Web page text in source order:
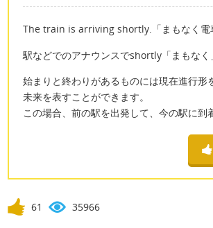
The train is arriving shortly.「まもなく電
駅などでのアナウンスでshortly「まもなく
始まりと終わりがあるものには現在進行形
未来を表すことができます。
この場合、前の駅を出発して、今の駅に到
61 35966